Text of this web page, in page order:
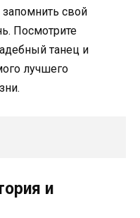
запомнить свой
Посмотрите
танец и
лучшего
и